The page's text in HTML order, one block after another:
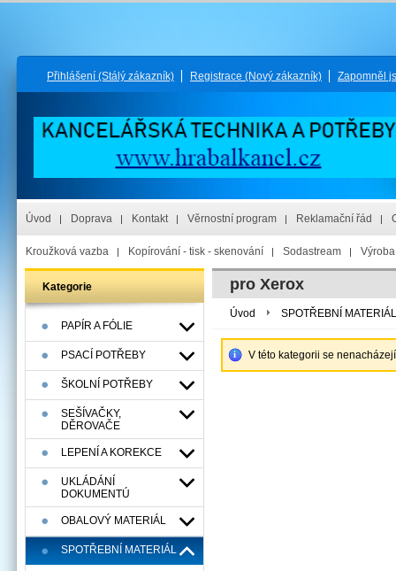
Přihlášení (Stálý zákazník) Registrace (Nový zákazník) Zapomněl
Úvod Doprava Kontakt Věrnostní program Reklamační řád
Kroužková vazba Kopírování - tisk - skenování Sodastream
Kategorie
PAPÍR A FÓLIE
PSACÍ POTŘEBY
ŠKOLNÍ POTŘEBY
SEŠÍVAČKY,
DĚROVAČE
LEPENÍ A KOREKCE
UKLÁDÁNÍ
DOKUMENTÚ
OBALOVÝ MATERIÁL
SPOTŘEBNÍ MATERIÁL
pro Xerox
Úvod SPOTŘEBNÍ MATERIÁL
V této kategorii se